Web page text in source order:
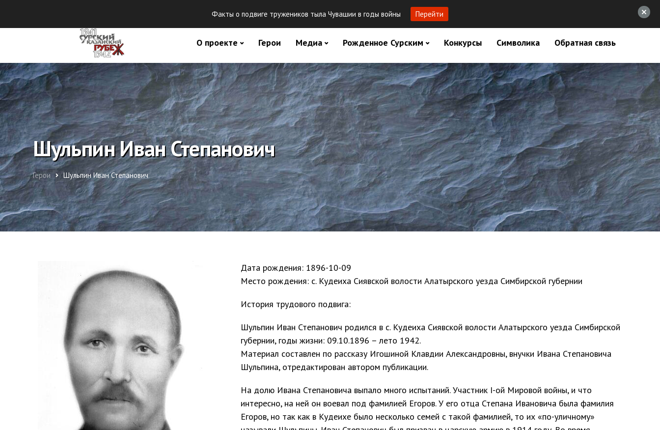
О проекте Герои Медиа Рожденное Сурским Конкурсы Символика Обратная связь
Шульпин Иван Степанович
Герои Шульпин Иван Степанович
Дата рождения: 1896-10-09
Место рождения: с. Кудеиха Сиявской волости Алатырского уезда Симбирской губернии
История трудового подвига:
Шульпин Иван Степанович родился в с. Кудеиха Сиявской волости Алатырского уезда Симбирской
губернии, годы жизни: 09.10.1896 – лето 1942.
Материал составлен по рассказу Игошиной Клавдии Александровны, внучки Ивана Степановича
Шульпина, отредактирован автором публикации.
На долю Ивана Степановича выпало много испытаний. Участник I-ой Мировой войны, и что
интересно, на ней он воевал под фамилией Егоров. У его отца Степана Ивановича была фамилия
Егоров, но так как в Кудеихе было несколько семей с такой фамилией, то их «по-уличному»
Факты о подвиге тружеников тыла Чувашии в годы войны Перейти